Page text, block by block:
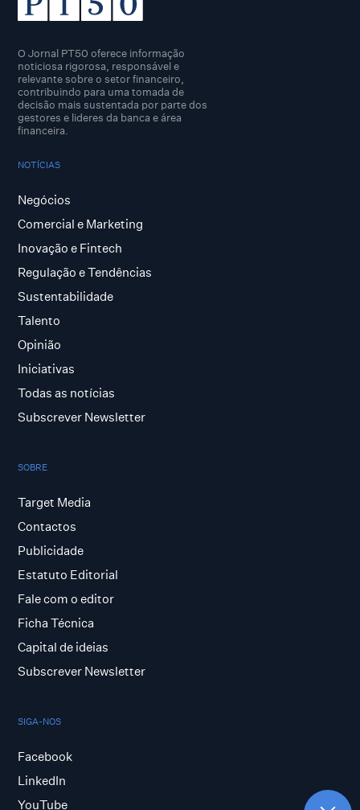
O Jornal PT50 oferece informação
noticiosa rigorosa, responsável e
relevante sobre o setor financeiro,
contribuindo para uma tomada de
decisão mais sustentada por parte dos
gestores e lideres da banca e área
financeira.
NOTÍCIAS
Negócios
Comercial e Marketing
Inovação e Fintech
Regulação e Tendências
Sustentabilidade
Talento
Opinião
Iniciativas
Todas as notícias
Subscrever Newsletter
SOBRE
Target Media
Contactos
Publicidade
Estatuto Editorial
Fale com o editor
Ficha Técnica
Capital de ideias
Subscrever Newsletter
SIGA-NOS
Facebook
LinkedIn
YouTube